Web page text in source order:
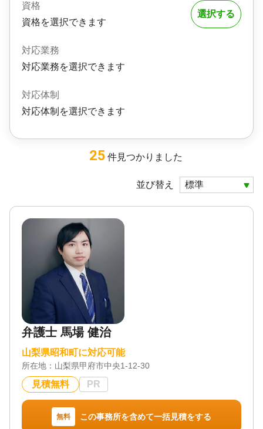
資格
資格を選択できます
対応業務
対応業務を選択できます
対応体制
対応体制を選択できます
選択する
25 件見つかりました
並び替え
弁護士 馬場 健治
山梨県昭和町に対応可能
所在地： 山梨県甲府市中央1-12-30
見積無料 PR
無料 この事務所を含めて一括見積をする